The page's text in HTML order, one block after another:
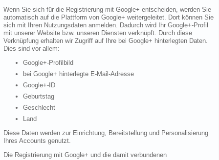
Wenn Sie sich für die Registrierung mit Google+ entscheiden, werden Sie
automatisch auf die Plattform von Google+ weitergeleitet. Dort können Sie
sich mit Ihren Nutzungsdaten anmelden. Dadurch wird Ihr Google+-Profil
mit unserer Website bzw. unseren Diensten verknüpft. Durch diese
Verknüpfung erhalten wir Zugriff auf Ihre bei Google+ hinterlegten Daten.
Dies sind vor allem:
Google+-Profilbild
bei Google+ hinterlegte E-Mail-Adresse
Google+-ID
Geburtstag
Geschlecht
Land
Diese Daten werden zur Einrichtung, Bereitstellung und Personalisierung
Ihres Accounts genutzt.
Die Registrierung mit Google+ und die damit verbundenen